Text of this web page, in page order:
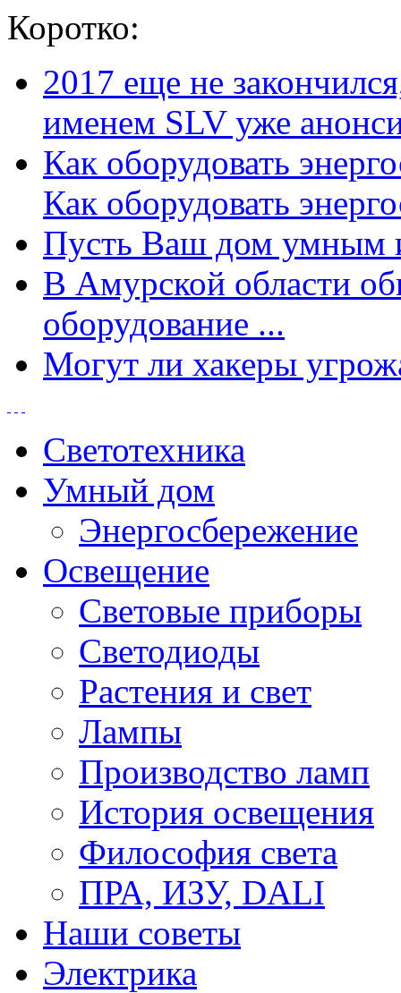
Коротко:
2017 еще не
именем SLV уже
Как оборудовать
Как оборудовать
Пусть Ваш дом умным
В Амурской области
оборудование ...
Могут ли хакеры
Светотехника
Умный дом
Энергосбережение
Освещение
Световые приборы
Светодиоды
Растения и свет
Лампы
Производство ламп
История освещения
Философия света
ПРА, ИЗУ, DALI
Наши советы
Электрика